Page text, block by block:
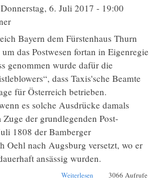
Donnerstag, 6. Juli 2017 - 19:00
Bayern dem Fürstenhaus Thurn
das Postwesen fortan in Eigenregie
genommen wurde dafür die
dass Taxis'sche Beamte
für Österreich betrieben.
es solche Ausdrücke damals
der grundlegenden Post-
1808 der Bamberger
Oehl nach Augsburg versetzt, wo er
ansässig wurden.
Weiterlesen über Der K.B.
3066 Aufrufe